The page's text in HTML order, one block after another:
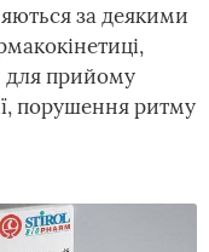
за деякими
прийому
порушення ритму